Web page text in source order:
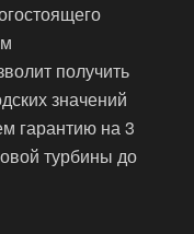
получить
значений
гарантию на 3
турбины до